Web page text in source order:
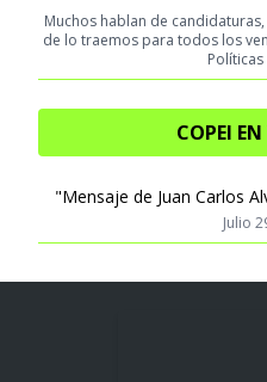
Muchos hablan de candidaturas,
de lo traemos para todos los
Políticas
COPEI
"Mensaje de Juan Carlos
Julio